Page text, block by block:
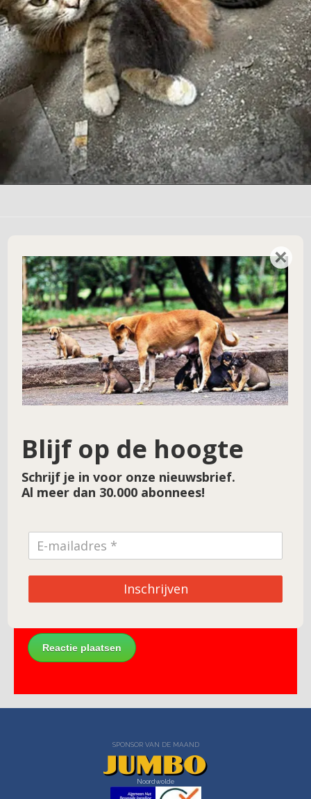
Geef een reactie
Je e-mailadres wordt niet gepubliceerd. Vereiste velden zijn gemarkeerd met*
Reactie*
Naam*
E-mail*
SPONSOR VAN DE MAAND
Noordwolde
×
Blijf op de hoogte
Schrijf je in voor onze nieuwsbrief.
Al meer dan 30.000 abonnees!
Inschrijven